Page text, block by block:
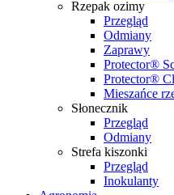
Rzepak ozimy
Przegląd
Odmiany
Zaprawy
Protector®
Protector®
Mieszańce
Słonecznik
Przegląd
Odmiany
Strefa kiszonki
Przegląd
Inokulanty